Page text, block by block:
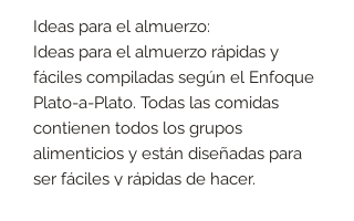
Ideas para el almuerzo:
Ideas para el almuerzo rápidas y
fáciles compiladas según el Enfoque
Plato-a-Plato. Todas las comidas
contienen todos los grupos
alimenticios y están diseñadas para
ser fáciles y rápidas de hacer.